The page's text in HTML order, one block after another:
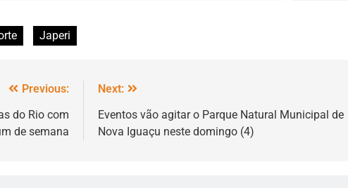
Japeri
Previous:
do Rio com
de semana
Next:
Eventos vão agitar o Parque Natural Municipal de
Nova Iguaçu neste domingo (4)